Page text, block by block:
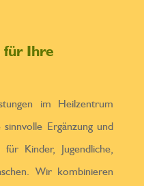
für Ihre
im Heilzentrum
Ergänzung und
Kinder, Jugendliche,
Wir kombinieren